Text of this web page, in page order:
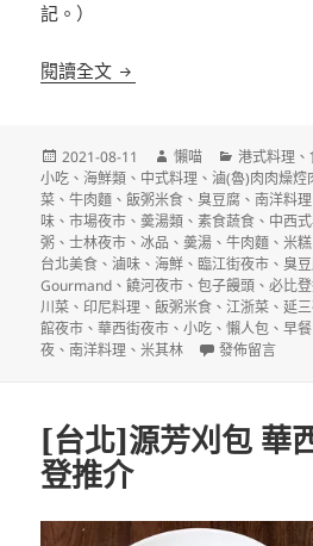
記。）
閱讀全文 2021台北台中必比登推
發
佈
日
期:
2021-08-11
作
者
懶喵
分
類
港式料理 、
小吃 、海鮮類 、 中式料理 、滷(魯)肉肉燥焢
菜 、牛肉麵 、飯粥米食 、 臭豆腐 、南洋料理
味 、市場夜市 、羮湯類 、素食蔬食 、 中西
粥 、士林夜市 、冰品 、羮湯 、牛肉麵 、米糕
台北美食 、滷味 、海鮮 、 臨江街夜市 、 臭
Gourmand 、饒河夜市 、包子饅頭 、必比
川菜 、 印尼料理 、飯粥米食 、江浙菜 、延
館夜市 、華西街夜市 、小吃 、懶人包 、早餐
夜 、南洋料理 、米其林 在〈2021台
發佈留言
[台北]源芳刈包 華
登推介